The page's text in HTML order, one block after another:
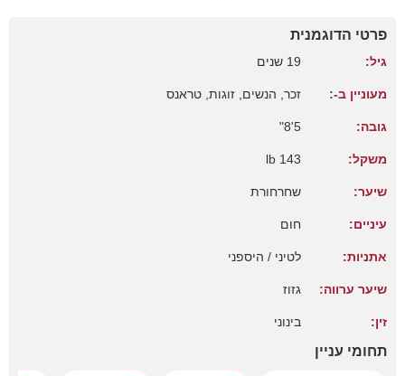
פרטי הדוגמנית
גיל: 19 שנים
מעוניין ב-: זכר, הנשים, זוגות, טראנס
גובה: 5'8"
משקל: 143 lb
שיער: שחרחורת
עיניים: חום
אתניות: לטיני / היספני
שיער ערווה: גזוז
זין: בינוני
תחומי עניין